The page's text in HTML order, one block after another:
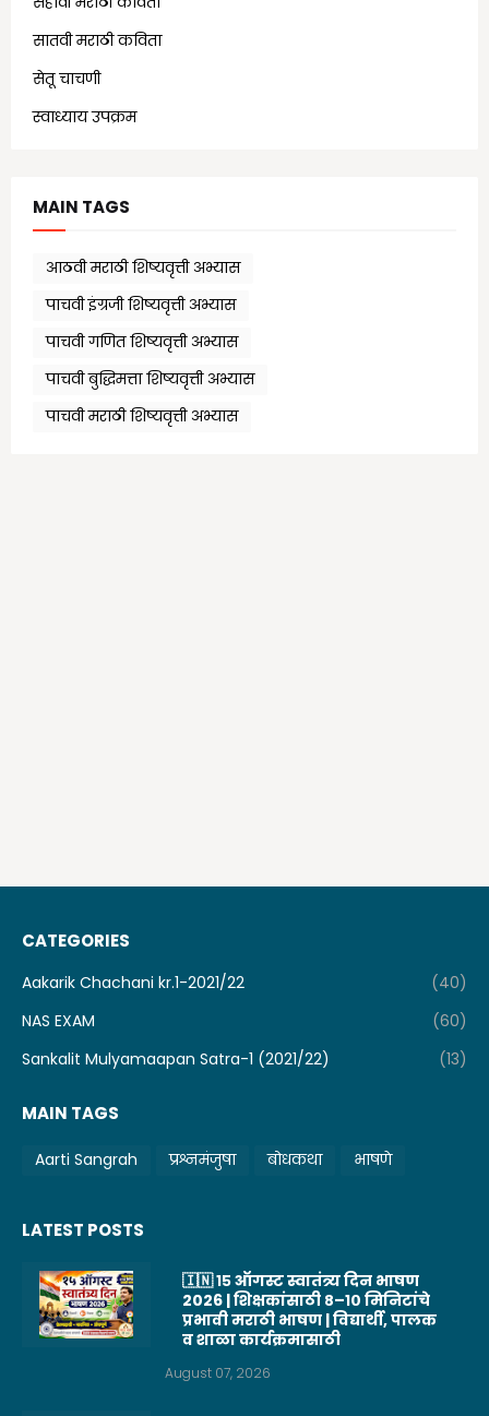
सातवी मराठी कविता
सेतू चाचणी
स्वाध्याय उपक्रम
MAIN TAGS
आठवी मराठी शिष्यवृत्ती अभ्यास
पाचवी इंग्रजी शिष्यवृत्ती अभ्यास
पाचवी गणित शिष्यवृत्ती अभ्यास
पाचवी बुद्धिमत्ता शिष्यवृत्ती अभ्यास
पाचवी मराठी शिष्यवृत्ती अभ्यास
CATEGORIES
Aakarik Chachani kr.1-2021/22
(40)
NAS EXAM
(60)
Sankalit Mulyamaapan Satra-1 (2021/22)
(13)
MAIN TAGS
Aarti Sangrah प्रश्नमंजुषा बोधकथा भाषणे
LATEST POSTS
🇮🇳 १५ ऑगस्ट स्वातंत्र्य दिन भाषण
2026 | शिक्षकांसाठी ८–१० मिनिटांचे
प्रभावी मराठी भाषण | विद्यार्थी, पालक
व शाळा कार्यक्रमासाठी
August 07, 2026